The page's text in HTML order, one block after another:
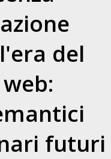
del
futuri